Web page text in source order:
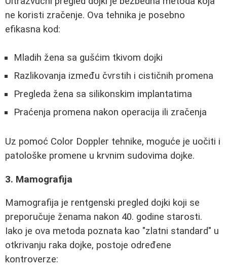
ne koristi zračenje. Ova tehnika je posebno
efikasna kod:
Mladih žena sa gušćim tkivom dojki
Razlikovanja između čvrstih i cističnih promena
Pregleda žena sa silikonskim implantatima
Praćenja promena nakon operacija ili zračenja
Uz pomoć Color Doppler tehnike, moguće je uočiti i
patološke promene u krvnim sudovima dojke.
3. Mamografija
Mamografija je rentgenski pregled dojki koji se
preporučuje ženama nakon 40. godine starosti.
Iako je ova metoda poznata kao "zlatni standard" u
otkrivanju raka dojke, postoje određene
kontroverze: